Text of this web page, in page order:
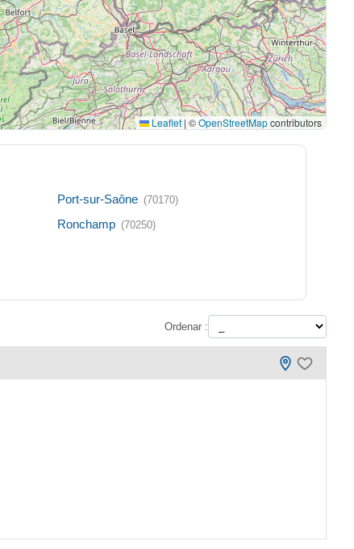
Leaflet | ©OpenStreetMapcontributors
Port-sur-Saône (70170)
Ronchamp (70250)
Ordenar :